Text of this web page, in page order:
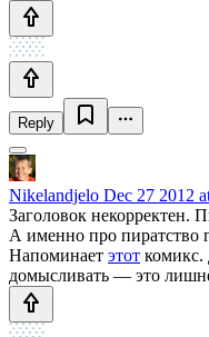
Reply
Nikelandjelo Dec 27 2012
Заголовок некорректен.
А именно про пиратство
Напоминает этот комикс.
домысливать — это